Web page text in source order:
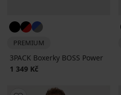
PREMIUM
3PACK Boxerky BOSS Power
1 349 Kč